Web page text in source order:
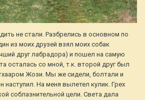
не стали. Разбрелись в основном по
из моих друзей взял моих собак
друг лабрадора) и пошел на самую
осталась со мной, т.к. второй друг был
Жози. Мы же сидели, болтали и
наступил. На меня вылетел кулик. Грех
соблазнительной цели. Света дала